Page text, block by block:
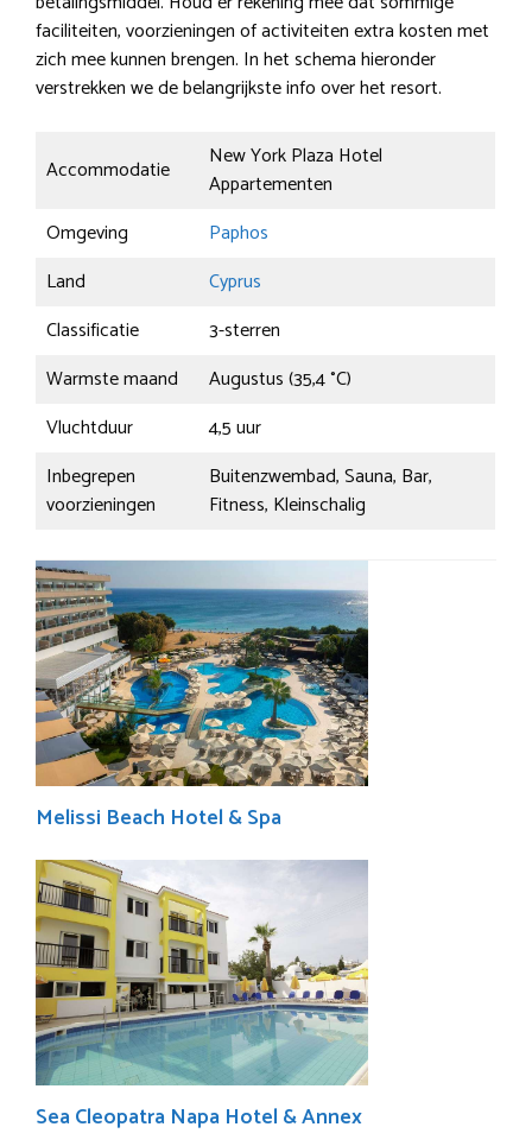
faciliteiten, voorzieningen of activiteiten extra kosten met
zich mee kunnen brengen. In het schema hieronder
verstrekken we de belangrijkste info over het resort.
Accommodatie
New York Plaza Hotel
Appartementen
Omgeving
Paphos
Land
Cyprus
Classificatie
3-sterren
Warmste maand
Augustus (35,4 °C)
Vluchtduur
4,5 uur
Inbegrepen
voorzieningen
Buitenzwembad, Sauna, Bar,
Fitness, Kleinschalig
Melissi Beach Hotel & Spa
Sea Cleopatra Napa Hotel & Annex